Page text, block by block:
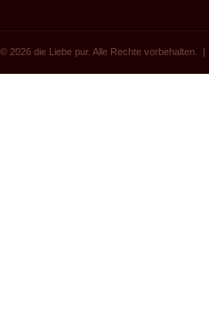
© 2026 die Liebe pur. Alle Rechte vorbehalten. |